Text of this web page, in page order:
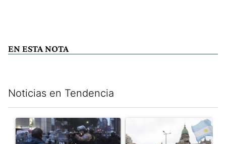
EN ESTA NOTA
Noticias en Tendencia
Un artículo de tendencia con el título "La tensión frente al
Un artículo de tendencia